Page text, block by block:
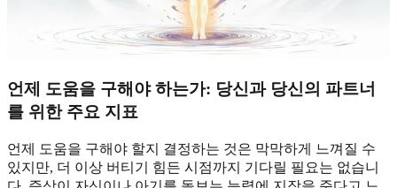
언제 도움을 구해야 하는가: 당신과 당신의 파트너
를 위한 주요 지표
언제 도움을 구해야 할지 결정하는 것은 막막하게 느껴질 수
있지만, 더 이상 버티기 힘든 시점까지 기다릴 필요는 없습니